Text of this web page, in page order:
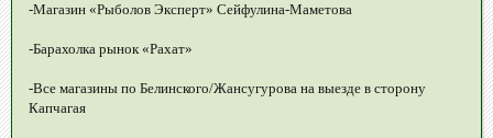
-Магазин «Рыболов Эксперт» Сейфулина-Маметова
-Барахолка рынок «Рахат»
-Все магазины по Белинского/Жансугурова на выезде в сторону
Капчагая